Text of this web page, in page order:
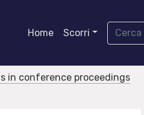
Home Scorri
in conference proceedings